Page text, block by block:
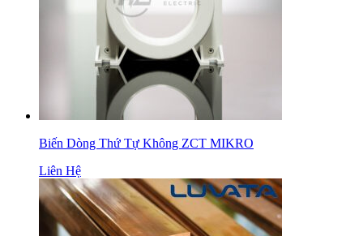
Biến Dòng Thứ Tự Không ZCT MIKRO
Liên Hệ